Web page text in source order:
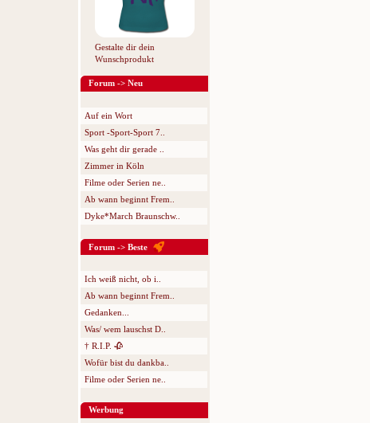
Gestalte dir dein
Wunschprodukt
Forum -> Neu
Auf ein Wort
Sport -Sport-Sport 7..
Was geht dir gerade ..
Zimmer in Köln
Filme oder Serien ne..
Ab wann beginnt Frem..
Dyke*March Braunschw..
Forum -> Beste
Ich weiß nicht, ob i..
Ab wann beginnt Frem..
Gedanken...
Was/ wem lauschst D..
† R.I.P. 🥀
Wofür bist du dankba..
Filme oder Serien ne..
Werbung